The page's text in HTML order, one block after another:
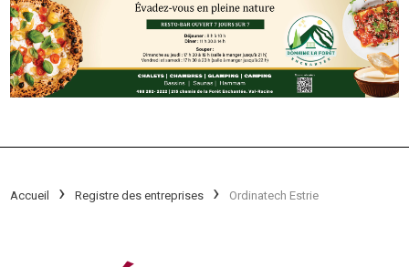
Accueil Registre des entreprises Ordinatech Estrie